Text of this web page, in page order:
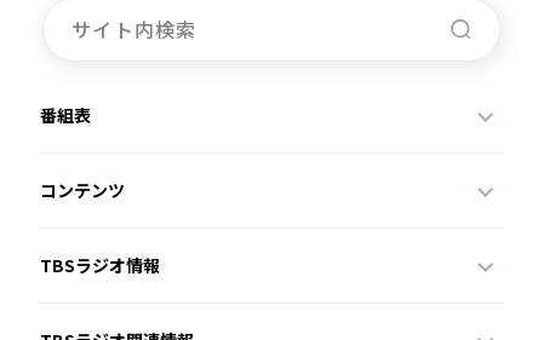
番組表
コンテンツ
TBSラジオ情報